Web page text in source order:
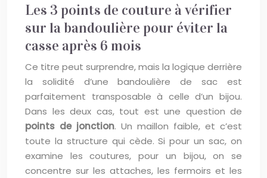
Les 3 points de couture à vérifier
sur la bandoulière pour éviter la
casse après 6 mois
Ce titre peut surprendre, mais la logique derrière
la solidité d’une bandoulière de sac est
parfaitement transposable à celle d’un bijou.
Dans les deux cas, tout est une question de
points de jonction. Un maillon faible, et c’est
toute la structure qui cède. Si pour un sac, on
examine les coutures, pour un bijou, on se
concentre sur les attaches, les fermoirs et les